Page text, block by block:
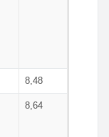
8,48
8,64